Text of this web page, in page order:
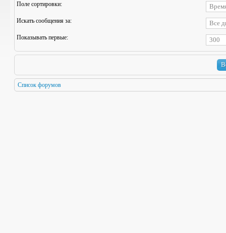
Поле сортировки:
Искать сообщения за:
Показывать первые:
Список форумов